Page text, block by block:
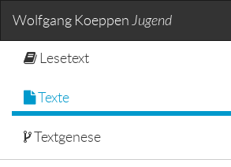
Wolfgang Koeppen Jugend
Lesetext
Texte
Textgenese